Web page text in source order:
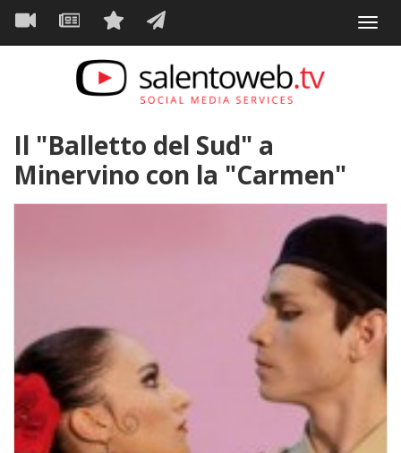
Salta
contenuto
Navigazione
principale
Il "Balletto del Sud" a
Minervino con la "Carmen"